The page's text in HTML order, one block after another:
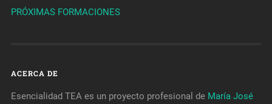
PRÓXIMAS FORMACIONES
ACERCA DE
Esencialidad TEA es un proyecto profesional de María José